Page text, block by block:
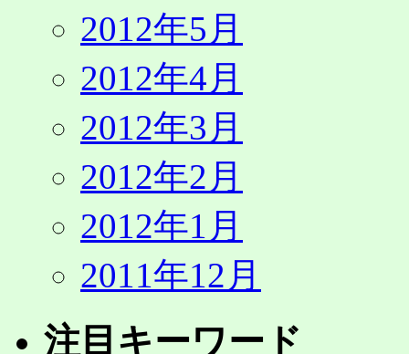
2012年5月
2012年4月
2012年3月
2012年2月
2012年1月
2011年12月
注目キーワード